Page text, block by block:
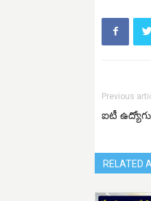
Previous
ఐటీ
RELATED